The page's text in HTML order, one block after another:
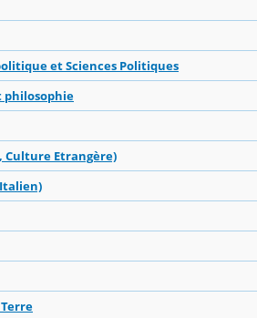
et Sciences Politiques
Culture Etrangère)